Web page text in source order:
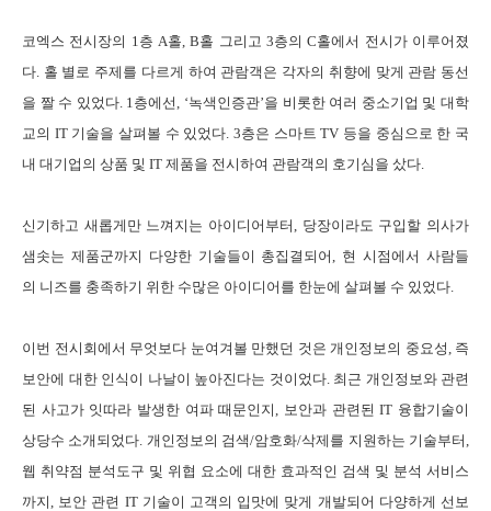
코엑스 전시장의 1층A홀, B홀 그리고3층의C홀에서 전시가 이루어졌
다. 홀 별로 주제를 다르게 하여 관람객은 각자의 취향에 맞게 관람 동선
을 짤 수 있었다. 1층에선, ‘녹색인증관’을 비롯한 여러 중소기업 및 대학
교의 IT 기술을 살펴볼 수 있었다. 3층은 스마트TV 등을 중심으로 한 국
내 대기업의 상품 및 IT 제품을 전시하여 관람객의 호기심을 샀다.
신기하고 새롭게만 느껴지는 아이디어부터, 당장이라도 구입할 의사가
샘솟는 제품군까지 다양한 기술들이 총집결되어, 현 시점에서 사람들
의 니즈를 충족하기 위한 수많은 아이디어를 한눈에 살펴볼 수 있었다.
이번 전시회에서 무엇보다 눈여겨볼 만했던 것은 개인정보의 중요성, 즉
보안에 대한 인식이 나날이 높아진다는 것이었다. 최근 개인정보와 관련
된 사고가 잇따라 발생한 여파 때문인지, 보안과 관련된IT 융합기술이
상당수 소개되었다. 개인정보의 검색/암호화/삭제를 지원하는 기술부터,
웹 취약점 분석도구 및 위협 요소에 대한 효과적인 검색 및 분석 서비스
까지, 보안 관련 IT 기술이 고객의 입맛에 맞게 개발되어 다양하게 선보